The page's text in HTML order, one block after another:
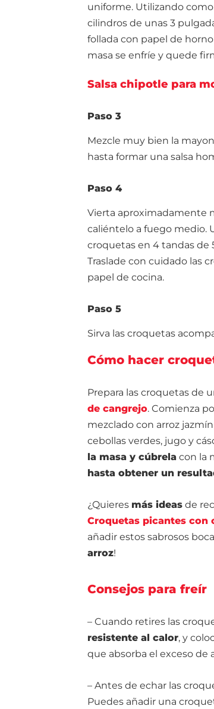
uniforme. Utilizando
cilindros de unas 3
follada con papel de
masa se enfríe y quede
Salsa chipotle para
Paso 3
Mezcle muy bien la
hasta formar una salsa
Paso 4
Vierta aproximadamente
caliéntelo a fuego medio.
croquetas en 4 tandas de
Traslade con cuidado las
papel de cocina.
Paso 5
Sirva las croquetas
Cómo hacer
Prepara las croquetas de
de cangrejo. Comienza
mezclado con arroz
cebollas verdes, jugo y
la masa y cúbrela con la
hasta obtener un
¿Quieres más ideas de
Croquetas picantes con
añadir estos sabrosos
arroz!
Consejos para freír
– Cuando retires las
resistente al calor, y
que absorba el exceso de
– Antes de echar las
Puedes añadir una